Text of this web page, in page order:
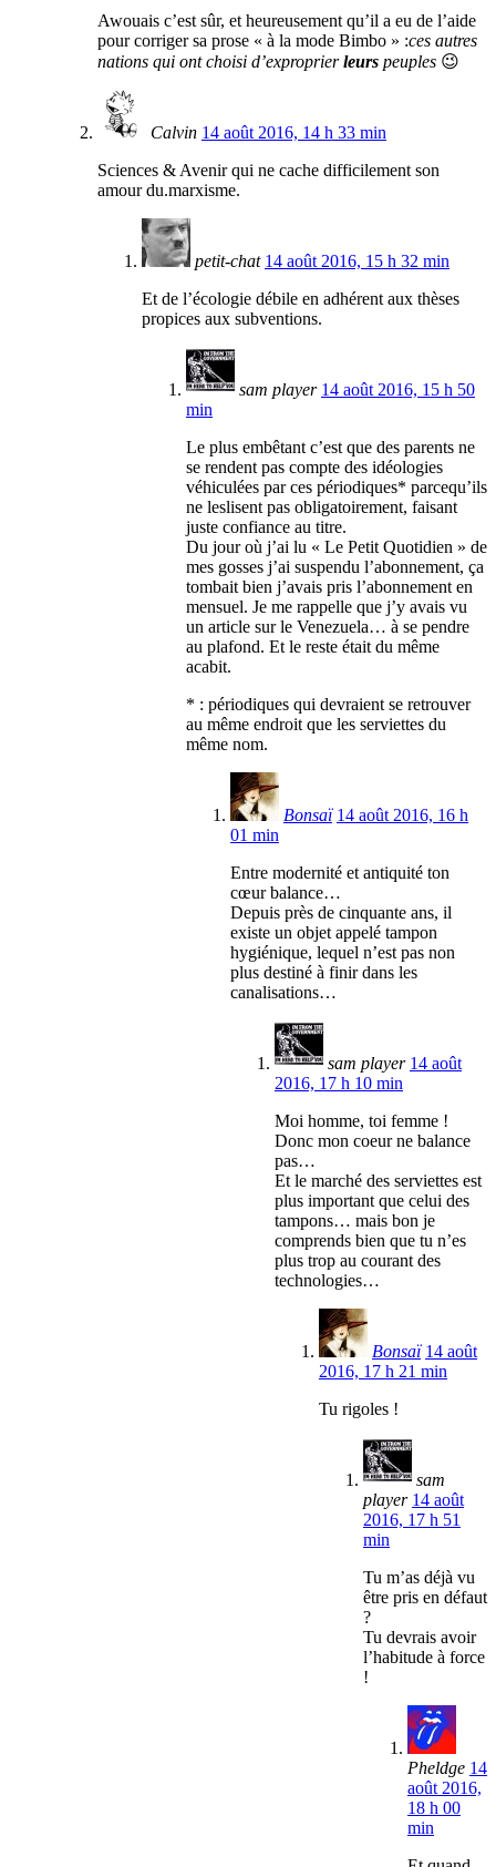
Awouais c’est sûr, et heureusement qu’il a eu de l’aide
pour corriger sa prose « à la mode Bimbo » :ces autres
nations qui ont choisi d’exproprierleurs peuples 😉
Calvin 14 août 2016, 14 h 33 min
Sciences & Avenir qui ne cache difficilement son
amour du.marxisme.
petit-chat 14 août 2016, 15 h 32 min
Et de l’écologie débile en adhérent aux thèses
propices aux subventions.
sam player 14 août 2016, 15 h 50
min
Le plus embêtant c’est que des parents ne
se rendent pas compte des idéologies
véhiculées par ces périodiques* parcequ’ils
ne leslisent pas obligatoirement, faisant
juste confiance au titre.
Du jour où j’ai lu « Le Petit Quotidien » de
mes gosses j’ai suspendu l’abonnement, ça
tombait bien j’avais pris l’abonnement en
mensuel. Je me rappelle que j’y avais vu
un article sur le Venezuela… à se pendre
au plafond. Et le reste était du même
acabit.
* : périodiques qui devraient se retrouver
au même endroit que les serviettes du
même nom.
Bonsaï 14 août 2016, 16 h
01 min
Entre modernité et antiquité ton
cœur balance…
Depuis près de cinquante ans, il
existe un objet appelé tampon
hygiénique, lequel n’est pas non
plus destiné à finir dans les
canalisations…
sam player 14 août
2016, 17 h 10 min
Moi homme, toi femme !
Donc mon coeur ne balance
pas…
Et le marché des serviettes est
plus important que celui des
tampons… mais bon je
comprends bien que tu n’es
plus trop au courant des
technologies…
Bonsaï 14 août
2016, 17 h 21 min
Tu rigoles !
sam
player 14 août
2016, 17 h 51
min
Tu m’as déjà vu
être pris en défaut
?
Tu devrais avoir
l’habitude à force
!
Pheldge 14
août 2016,
18 h 00
min